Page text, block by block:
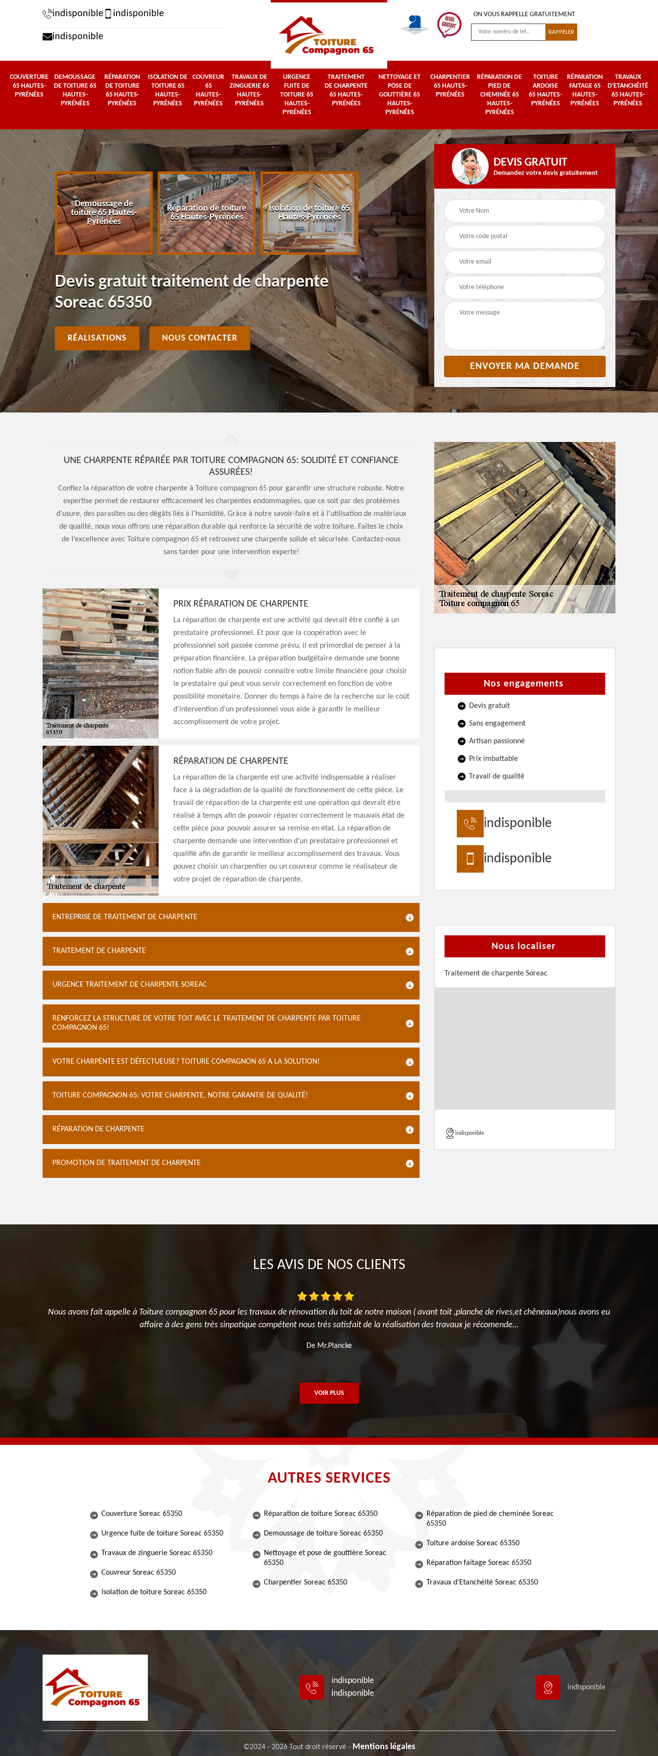
indisponible indisponible
indisponible
ON VOUS RAPPELLE GRATUITEMENT
COUVERTURE
65 HAUTES-
PYRÉNÉES
DEMOUSSAGE
DE TOITURE 65
HAUTES-
PYRÉNÉES
RÉPARATION
DE TOITURE
65 HAUTES-
PYRÉNÉES
ISOLATION DE
TOITURE 65
HAUTES-
PYRÉNÉES
COUVREUR
65
HAUTES-
PYRÉNÉES
TRAVAUX DE
ZINGUERIE 65
HAUTES-
PYRÉNÉES
URGENCE
FUITE DE
TOITURE 65
HAUTES-
PYRÉNÉES
TRAITEMENT
DE CHARPENTE
65 HAUTES-
PYRÉNÉES
NETTOYAGE ET
POSE DE
GOUTTIÈRE 65
HAUTES-
PYRÉNÉES
CHARPENTIER
65 HAUTES-
PYRÉNÉES
RÉPARATION DE
PIED DE
CHEMINÉE 65
HAUTES-
PYRÉNÉES
TOITURE
ARDOISE
65 HAUTES-
PYRÉNÉES
RÉPARATION
FAITAGE 65
HAUTES-
PYRÉNÉES
TRAVAUX
D'ETANCHÉITÉ
65 HAUTES-
PYRÉNÉES
Hautes-
Demoussage de
toiture 65 Hautes-
Pyrénées
Réparation de toiture
65 Hautes-Pyrénées
Isolation de toiture 65
Hautes-Pyrénées
Couvreur 65 Hautes-
Pyrénées
Travaux de zinguerie
Urgence fuite de
toiture 65 Hautes-
Pyrénées
Devis gratuit traitement de charpente
Soreac 65350
RÉALISATIONS NOUS CONTACTER
DEVIS GRATUIT
Demandez votre devis gratuitement
UNE CHARPENTE RÉPARÉE PAR TOITURE COMPAGNON 65: SOLIDITÉ ET CONFIANCE
ASSURÉES!
Confiez la réparation de votre charpente à Toiture compagnon 65 pour garantir une structure robuste. Notre
expertise permet de restaurer efficacement les charpentes endommagées, que ce soit par des problèmes
d’usure, des parasites ou des dégâts liés à l’humidité. Grâce à notre savoir-faire et à l’utilisation de matériaux
de qualité, nous vous offrons une réparation durable qui renforce la sécurité de votre toiture. Faites le choix
de l’excellence avec Toiture compagnon 65 et retrouvez une charpente solide et sécurisée. Contactez-nous
sans tarder pour une intervention experte!
PRIX RÉPARATION DE CHARPENTE
La réparation de charpente est une activité qui devrait être confié à un
prestataire professionnel. Et pour que la coopération avec le
professionnel soit passée comme prévu, il est primordial de penser à la
préparation financière. La préparation budgétaire demande une bonne
notion fiable afin de pouvoir connaitre votre limite financière pour choisir
le prestataire qui peut vous servir correctement en fonction de votre
possibilité monétaire. Donner du temps à faire de la recherche sur le coût
d’intervention d’un professionnel vous aide à garantir le meilleur
accomplissement de votre projet.
RÉPARATION DE CHARPENTE
La réparation de la charpente est une activité indispensable à réaliser
face à la dégradation de la qualité de fonctionnement de cette pièce. Le
travail de réparation de la charpente est une opération qui devrait être
réalisé à temps afin de pouvoir réparer correctement le mauvais état de
cette pièce pour pouvoir assurer sa remise en état. La réparation de
charpente demande une intervention d’un prestataire professionnel et
qualifié afin de garantir le meilleur accomplissement des travaux. Vous
pouvez choisir un charpentier ou un couvreur comme le réalisateur de
votre projet de réparation de charpente.
ENTREPRISE DE TRAITEMENT DE CHARPENTE
TRAITEMENT DE CHARPENTE
URGENCE TRAITEMENT DE CHARPENTE SOREAC
RENFORCEZ LA STRUCTURE DE VOTRE TOIT AVEC LE TRAITEMENT DE CHARPENTE PAR TOITURE
COMPAGNON 65!
VOTRE CHARPENTE EST DÉFECTUEUSE? TOITURE COMPAGNON 65 A LA SOLUTION!
TOITURE COMPAGNON 65: VOTRE CHARPENTE, NOTRE GARANTIE DE QUALITÉ!
RÉPARATION DE CHARPENTE
PROMOTION DE TRAITEMENT DE CHARPENTE
Nos engagements
Devis gratuit
Sans engagement
Artisan passionné
Prix imbattable
Travail de qualité
indisponible
indisponible
Nous localiser
Traitement de charpente Soreac
indisponible
LES AVIS DE NOS CLIENTS
Nous avons fait appelle à Toiture compagnon 65 pour les travaux de rénovation du toit de notre maison ( avant toit ,planche de rives,et chêneaux)nous avons eu
affaire à des gens très sinpatique compétent nous très satisfait de la réalisation des travaux je récomende…
De Mr.Plancke
VOIR PLUS
AUTRES SERVICES
Couverture Soreac 65350
Urgence fuite de toiture Soreac 65350
Travaux de zinguerie Soreac 65350
Couvreur Soreac 65350
Isolation de toiture Soreac 65350
Réparation de toiture Soreac 65350
Demoussage de toiture Soreac 65350
Nettoyage et pose de gouttière Soreac
65350
Charpentier Soreac 65350
Réparation de pied de cheminée Soreac
65350
Toiture ardoise Soreac 65350
Réparation faitage Soreac 65350
Travaux d'Etanchéité Soreac 65350
indisponible
indisponible
indisponible
©2024 - 2026 Tout droit réservé - Mentions légales